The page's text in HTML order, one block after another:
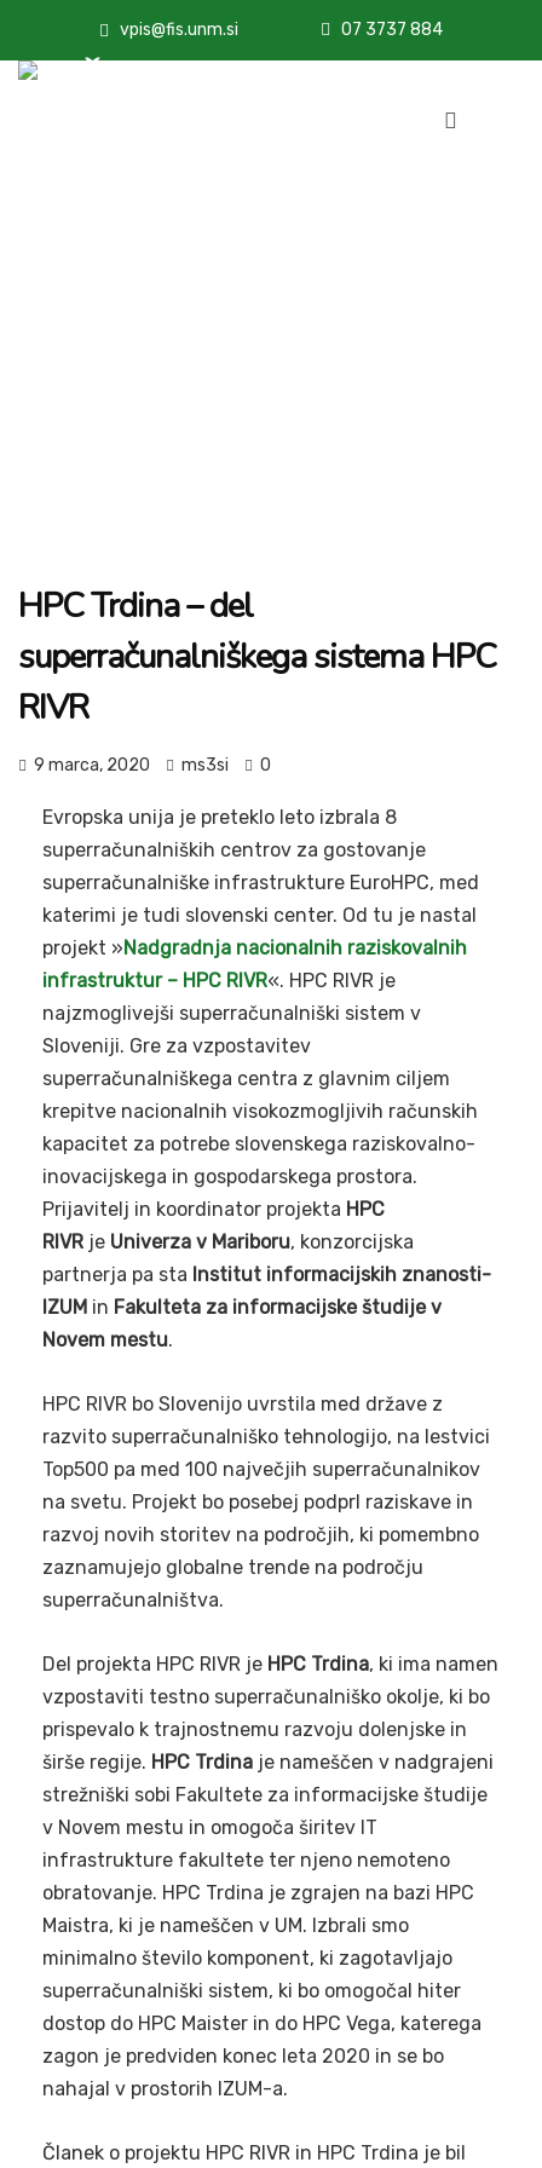
vpis@fis.unm.si 07 3737 884
HPC Trdina – del
superračunalniškega sistema HPC
RIVR
9 marca, 2020 ms3si 0
Evropska unija je preteklo leto izbrala 8
superračunalniških centrov za gostovanje
superračunalniške infrastrukture EuroHPC, med
katerimi je tudi slovenski center. Od tu je nastal
projekt »Nadgradnja nacionalnih raziskovalnih
infrastruktur – HPC RIVR«. HPC RIVR je
najzmoglivejši superračunalniški sistem v
Sloveniji. Gre za vzpostavitev
superračunalniškega centra z glavnim ciljem
krepitve nacionalnih visokozmogljivih računskih
kapacitet za potrebe slovenskega raziskovalno-
inovacijskega in gospodarskega prostora.
Prijavitelj in koordinator projekta HPC
RIVR je Univerza v Mariboru, konzorcijska
partnerja pa sta Institut informacijskih znanosti-
IZUM in Fakulteta za informacijske študije v
Novem mestu.
HPC RIVR bo Slovenijo uvrstila med države z
razvito superračunalniško tehnologijo, na lestvici
Top500 pa med 100 največjih superračunalnikov
na svetu. Projekt bo posebej podprl raziskave in
razvoj novih storitev na področjih, ki pomembno
zaznamujejo globalne trende na področju
superračunalništva.
Del projekta HPC RIVR je HPC Trdina, ki ima namen
vzpostaviti testno superračunalniško okolje, ki bo
prispevalo k trajnostnemu razvoju dolenjske in
širše regije. HPC Trdina je nameščen v nadgrajeni
strežniški sobi Fakultete za informacijske študije
v Novem mestu in omogoča širitev IT
infrastrukture fakultete ter njeno nemoteno
obratovanje. HPC Trdina je zgrajen na bazi HPC
Maistra, ki je nameščen v UM. Izbrali smo
minimalno število komponent, ki zagotavljajo
superračunalniški sistem, ki bo omogočal hiter
dostop do HPC Maister in do HPC Vega, katerega
zagon je predviden konec leta 2020 in se bo
nahajal v prostorih IZUM-a.
Članek o projektu HPC RIVR in HPC Trdina je bil